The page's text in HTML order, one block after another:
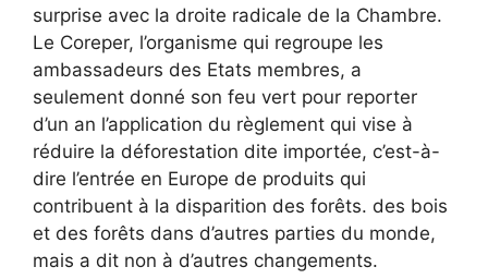
surprise avec la droite radicale de la Chambre.
Le Coreper, l’organisme qui regroupe les
ambassadeurs des Etats membres, a
seulement donné son feu vert pour reporter
d’un an l’application du règlement qui vise à
réduire la déforestation dite importée, c’est-à-
dire l’entrée en Europe de produits qui
contribuent à la disparition des forêts. des bois
et des forêts dans d’autres parties du monde,
mais a dit non à d’autres changements.